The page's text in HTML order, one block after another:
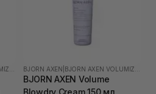
BJORN AXEN
BJORN AXEN Volume
Blowdry Cream 150 мл